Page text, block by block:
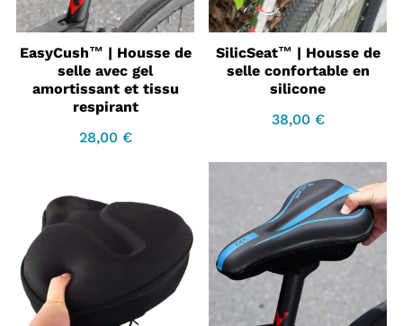
EasyCush™ | Housse de
selle avec gel
amortissant et tissu
respirant
Prix
28,00 €28,00
SilicSeat™ | Housse de
selle confortable en
silicone
Prix
38,00 €38,00